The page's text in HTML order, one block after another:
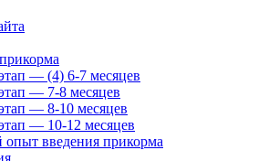
— (4) 6-7 месяцев
— 7-8 месяцев
— 8-10 месяцев
— 10-12 месяцев
введения прикорма